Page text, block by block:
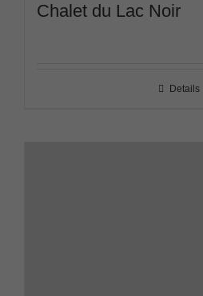
Chalet du Lac Noir
Details